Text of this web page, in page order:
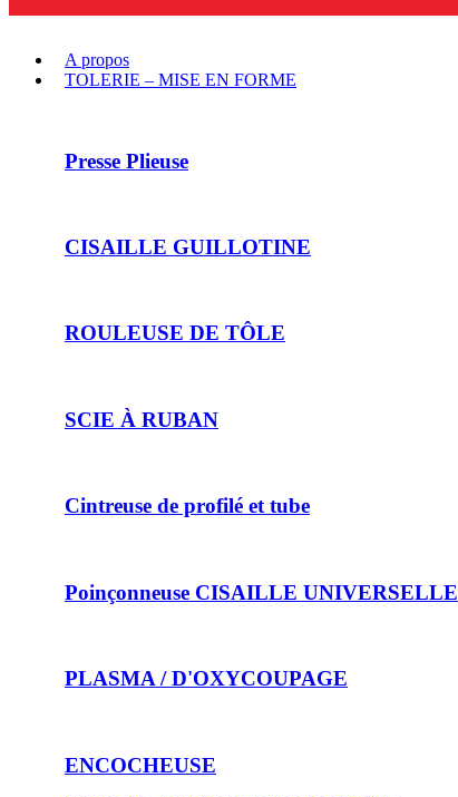
A propos
TOLERIE – MISE EN FORME
Presse Plieuse
CISAILLE GUILLOTINE
ROULEUSE DE TÔLE
SCIE À RUBAN
Cintreuse de profilé et tube
Poinçonneuse CISAILLE UNIVERSELLE
PLASMA / D'OXYCOUPAGE
ENCOCHEUSE